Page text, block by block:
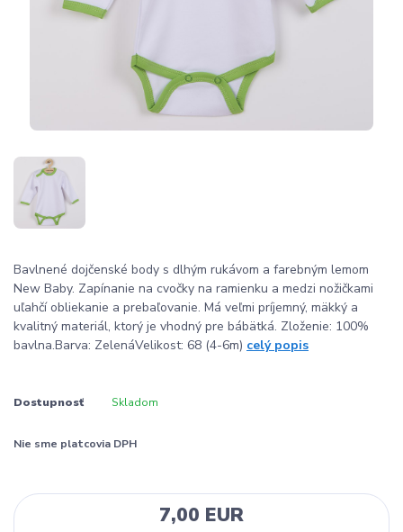
Bavlnené dojčenské body s dlhým rukávom a farebným lemom
New Baby. Zapínanie na cvočky na ramienku a medzi nožičkami
uľahčí obliekanie a prebaľovanie. Má veľmi príjemný, mäkký a
kvalitný materiál, ktorý je vhodný pre bábätká. Zloženie: 100%
bavlna.Barva: ZelenáVelikost: 68 (4-6m) celý popis
Dostupnosť Skladom
Nie sme platcovia DPH
7,00 EUR